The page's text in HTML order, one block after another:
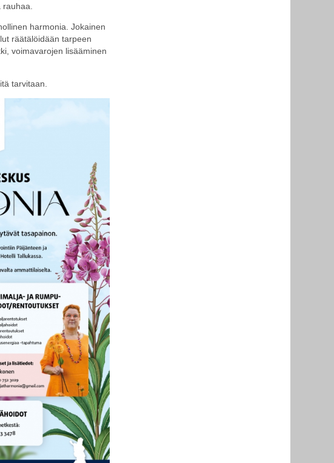
harmonia. Jokainen
räätälöidään tarpeen
voimavarojen lisääminen
tarvitaan.